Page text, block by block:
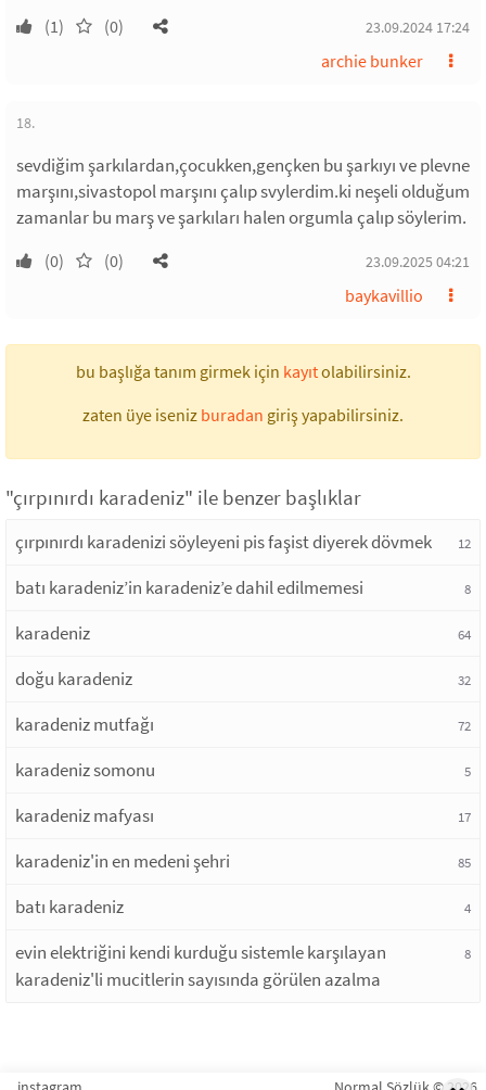
(1) (0) 23.09.2024 17:24
archie bunker
18.
sevdiğim şarkılardan,çocukken,gençken bu şarkıyı ve plevne
marşını,sivastopol marşını çalıp svylerdim.ki neşeli olduğum
zamanlar bu marş ve şarkıları halen orgumla çalıp söylerim.
(0) (0) 23.09.2025 04:21
baykavillio
bu başlığa tanım girmek için kayıtolabilirsiniz.
zaten üye iseniz buradan giriş yapabilirsiniz.
"çırpınırdı karadeniz" ile benzer başlıklar
çırpınırdı karadenizi söyleyeni pis faşist diyerek dövmek 12
batı karadeniz’in karadeniz’e dahil edilmemesi 8
karadeniz 64
doğu karadeniz 32
karadeniz mutfağı 72
karadeniz somonu 5
karadeniz mafyası 17
karadeniz'in en medeni şehri 85
batı karadeniz 4
evin elektriğini kendi kurduğu sistemle karşılayan
karadeniz'li mucitlerin sayısında görülen azalma
8